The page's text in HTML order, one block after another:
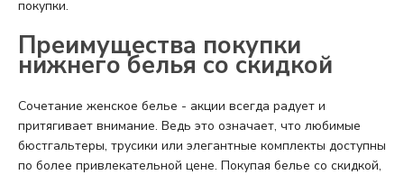
покупки.
Преимущества покупки
нижнего белья со скидкой
Сочетание женское белье - акции всегда радует и
притягивает внимание. Ведь это означает, что любимые
бюстгальтеры, трусики или элегантные комплекты доступны
по более привлекательной цене. Покупая белье со скидкой,